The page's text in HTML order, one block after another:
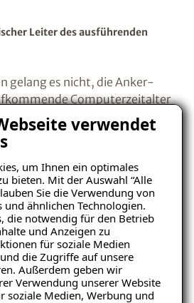
verwendet
um Ihnen ein optimales
bieten. Mit der Auswahl “Alle
Sie die Verwendung von
und ähnlichen Technologien.
die notwendig für den Betrieb
und Anzeigen zu
für soziale Medien
die Zugriffe auf unsere
Außerdem geben wir
Verwendung unserer Website
soziale Medien, Werbung und
Leiter des ausführenden
gelang es nicht, die Anker-
Computerzeitalter
der Konkurs. Auf einer Länge
wurde die ISOTEC-
und mehr als 1.000
von uns fachgerecht von innen
sollen über 90
werden
ausführenden Fachbetriebes,
Stadt Bielefeld ist es ein sehr